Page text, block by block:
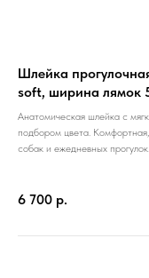
Шлейка
soft, ширина лямок
Анатомическая шлейка с
подбором цвета.
собак и ежедневных
6 700 р.